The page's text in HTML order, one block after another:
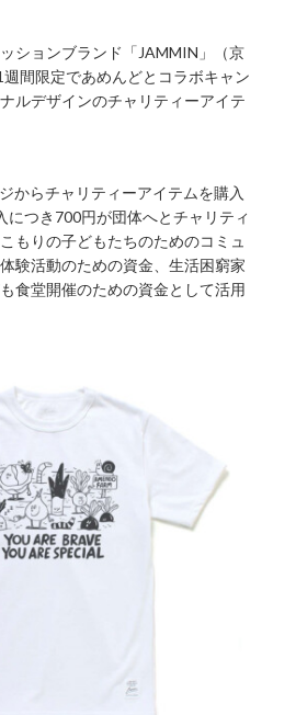
ションブランド「JAMMIN」（京
間限定であめんどとコラボキャン
ルデザインのチャリティーアイテ
からチャリティーアイテムを購入
につき700円が団体へとチャリティ
もりの子どもたちのためのコミュ
験活動のための資金、生活困窮家
食堂開催のための資金として活用